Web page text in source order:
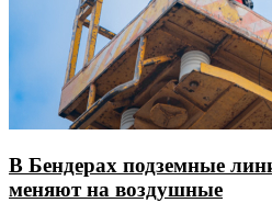
В Бендерах подземные
меняют на воздушные